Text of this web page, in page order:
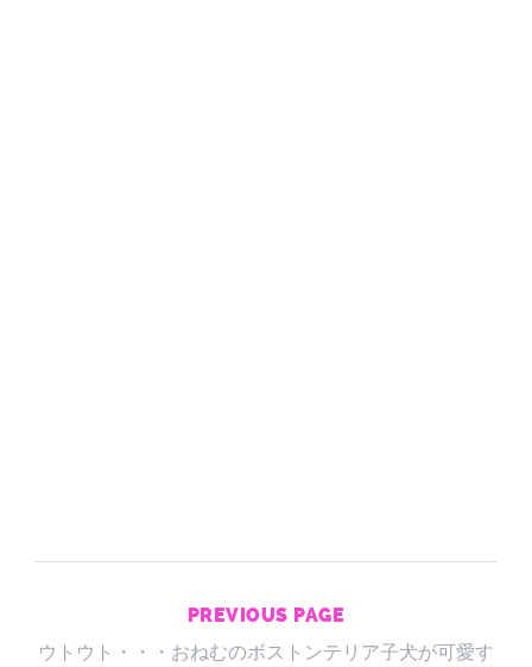
PREVIOUS PAGE
ウトウト・・・おねむのボストンテリア子犬が可愛す